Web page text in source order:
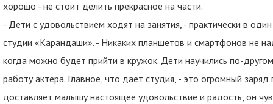
хорошо - не стоит делить прекрасное на части.
- Дети с удовольствием ходят на занятия, - практически в
студии «Карандаши». - Никаких планшетов и смартфонов не
когда можно будет прийти в кружок. Дети научились по-
работу актера. Главное, что дает студия, - это огромный
доставляет малышу настоящее удовольствие и радость, он